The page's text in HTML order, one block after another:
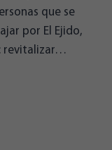
que se
por El Ejido,
revitalizar…